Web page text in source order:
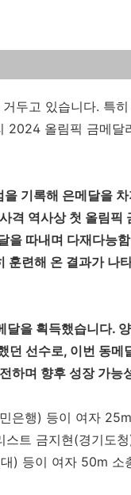
두고 있습니다. 특
올림픽 금메달
기록해 은메달을
격 역사상 첫 올림픽
따내며 다재다능
훈련해 온 결과가 나
을 획득했습니다.
선수로, 이번 동메
하며 향후 성장 가능
은행) 등이 여자
트 금지현(경기도
) 등이 여자 50m 소